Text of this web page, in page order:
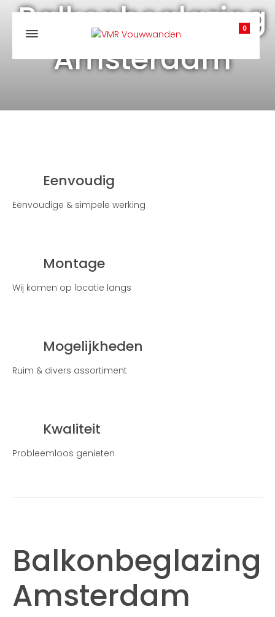
0
Balkonbeglazing
Amsterdam
Eenvoudig
Eenvoudige & simpele werking
Montage
Wij komen op locatie langs
Mogelijkheden
Ruim & divers assortiment
Kwaliteit
Probleemloos genieten
Balkonbeglazing
Amsterdam